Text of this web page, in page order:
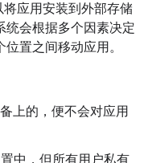
应用安装到外部存储
统会根据多个因素决定
置之间移动应用。
上的，便不会对应用
中，但所有用户私有